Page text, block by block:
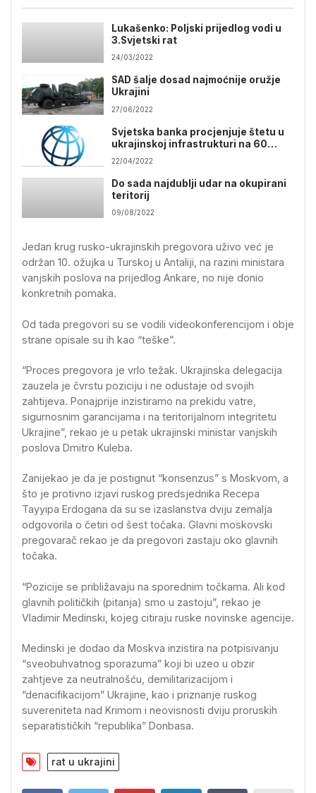
Lukašenko: Poljski prijedlog vodi u
3.Svjetski rat
24/03/2022
SAD šalje dosad najmoćnije oružje
Ukrajini
27/06/2022
Svjetska banka procjenjuje štetu u
ukrajinskoj infrastrukturi na 60
milijardi dolara
22/04/2022
Do sada najdublji udar na okupirani
teritorij
09/08/2022
Jedan krug rusko-ukrajinskih pregovora uživo već je
održan 10. ožujka u Turskoj u Antaliji, na razini ministara
vanjskih poslova na prijedlog Ankare, no nije donio
konkretnih pomaka.
Od tada pregovori su se vodili videokonferencijom i obje
strane opisale su ih kao “teške”.
“Proces pregovora je vrlo težak. Ukrajinska delegacija
zauzela je čvrstu poziciju i ne odustaje od svojih
zahtijeva. Ponajprije inzistiramo na prekidu vatre,
sigurnosnim garancijama i na teritorijalnom integritetu
Ukrajine”, rekao je u petak ukrajinski ministar vanjskih
poslova Dmitro Kuleba.
Zanijekao je da je postignut “konsenzus” s Moskvom, a
što je protivno izjavi ruskog predsjednika Recepa
Tayyipa Erdogana da su se izaslanstva dviju zemalja
odgovorila o četiri od šest točaka. Glavni moskovski
pregovarač rekao je da pregovori zastaju oko glavnih
točaka.
“Pozicije se približavaju na sporednim točkama. Ali kod
glavnih političkih (pitanja) smo u zastoju”, rekao je
Vladimir Medinski, kojeg citiraju ruske novinske agencije.
Medinski je dodao da Moskva inzistira na potpisivanju
“sveobuhvatnog sporazuma” koji bi uzeo u obzir
zahtjeve za neutralnošću, demilitarizacijom i
“denacifikacijom” Ukrajine, kao i priznanje ruskog
suvereniteta nad Krimom i neovisnosti dviju proruskih
separatističkih “republika” Donbasa.
rat u ukrajini